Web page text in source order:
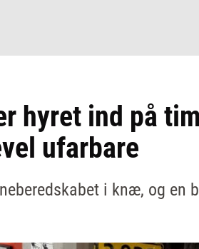
hyret ind på
ufarbare
i knæ, og en